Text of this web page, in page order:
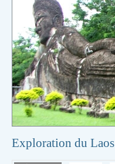
Exploration du Laos